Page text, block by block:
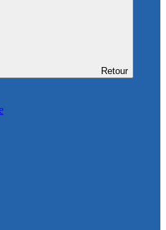
Retour